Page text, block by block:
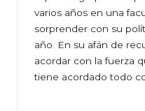
varios años en una
sorprender con su
año. En su afán de
acordar con la fuerza
tiene acordado todo